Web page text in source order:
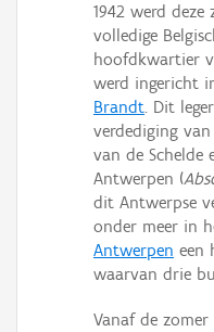
1942 werd
volledige
hoofdkwartier
werd ingericht
Brandt. Dit
verdediging
van de Schelde
Antwerpen (
dit Antwerpse
onder meer in
Antwerpen een
waarvan drie
Vanaf de